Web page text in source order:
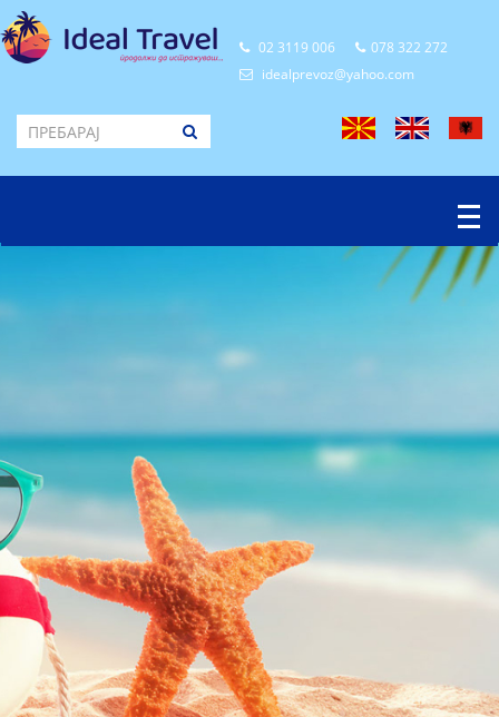
02 3119 006
078 322 272
idealprevoz@yahoo.com